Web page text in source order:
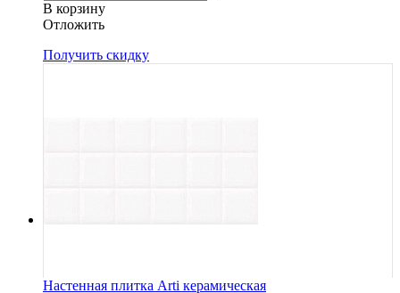
В корзину
Oтложить
Получить скидку
Настенная плитка Arti керамическая